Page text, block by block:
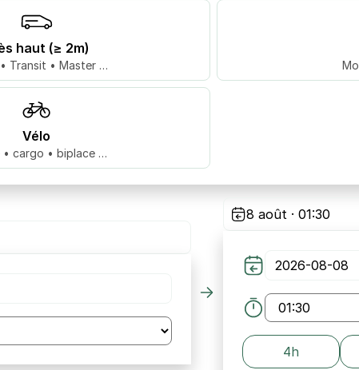
haut (≥ 2m)
Transit • Master …
Vélo
• cargo • biplace …
8 août · 01:30
4h